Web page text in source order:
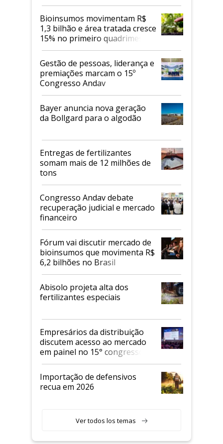
Bioinsumos movimentam R$
1,3 bilhão e área tratada cresce
15% no primeiro quadrimestre
de 2026
Gestão de pessoas, liderança e
premiações marcam o 15º
Congresso Andav
Bayer anuncia nova geração
da Bollgard para o algodão
Entregas de fertilizantes
somam mais de 12 milhões de
tons
Congresso Andav debate
recuperação judicial e mercado
financeiro
Fórum vai discutir mercado de
bioinsumos que movimenta R$
6,2 bilhões no Brasil
Abisolo projeta alta dos
fertilizantes especiais
Empresários da distribuição
discutem acesso ao mercado
em painel no 15° congresso
Andav
Importação de defensivos
recua em 2026
Ver todos los temas